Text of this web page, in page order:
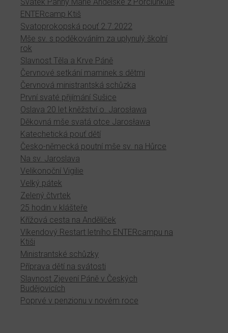
ENTERcamp Ktiš
Svatoprokopská pouť 2.7.2022
Mše sv. s poděkováním za uplynulý školní
rok
Slavnost Těla a Krve Páně
Červnové setkání maminek s dětmi
Červnová ministrantská schůzka
První svaté přijímání Sušice
Oslava 20 let kněžství o. Jarosława
Děkovná mše svatá otce Jarosława
Katechetická pouť dětí
Česko-německá poutní mše sv. na Hůrce
Na sv. Jaroslava
Velikonoční Vigilie
Velký pátek
Zelený čtvrtek
25 hodin v klášteře
Křížová cesta na Andělíček
Víkendový Restart letního ENTERcampu na
Ktiši
Ministrantské schůzky
Příprava dětí na svátosti
Slavnost Zjevení Páně v Českých
Budějovicích
Poprvé v penzionu v novém roce